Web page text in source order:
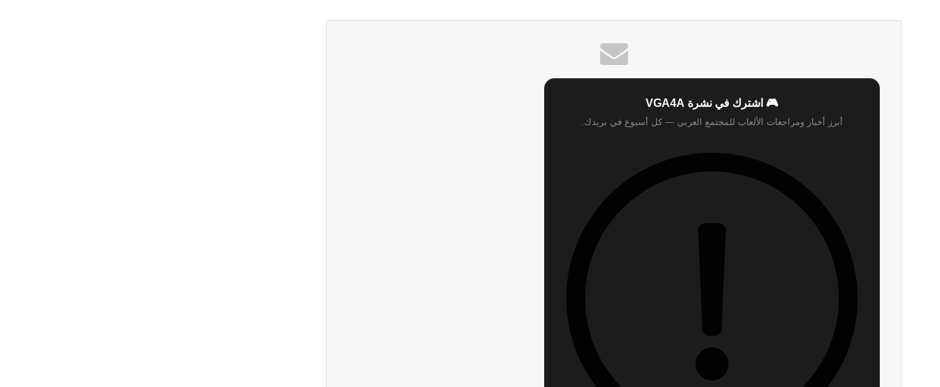
🎮 اشترك في نشرة VGA4A
أبرز أخبار ومراجعات الألعاب للمجتمع العربي — كل أسبوع في بريدك.